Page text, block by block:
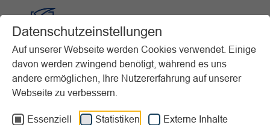
Datenschutzeinstellungen
Auf unserer Webseite werden Cookies verwendet. Einige
davon werden zwingend benötigt, während es uns
andere ermöglichen, Ihre Nutzererfahrung auf unserer
Webseite zu verbessern.
Essenziell Statistiken Externe Inhalte
VIBSS.DE
Startseite Vereinsmanagement